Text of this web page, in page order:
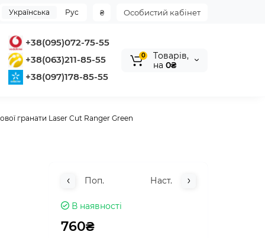
Особистий кабінет
₴
Українська Рус
+38(095)072-75-55
+38(063)211-85-55
+38(097)178-85-55
0
Tоварів,
на 0₴
гранати Laser Cut Ranger Green
Поп. Наст.
В наявності
760₴